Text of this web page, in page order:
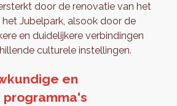
door de renovatie van het
Jubelpark, alsook door de
en duidelijkere verbindingen
culturele instellingen.
en